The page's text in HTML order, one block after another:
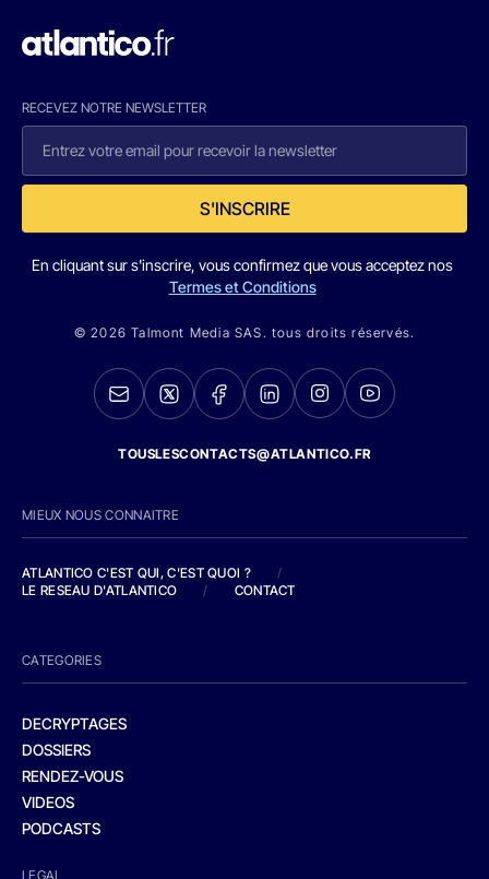
RECEVEZ NOTRE NEWSLETTER
S'INSCRIRE
En cliquant sur s'inscrire, vous confirmez que vous acceptez nos
Termes et Conditions
© 2026 Talmont Media SAS. tous droits réservés.
TOUSLESCONTACTS@ATLANTICO.FR
MIEUX NOUS CONNAITRE
ATLANTICO C'EST QUI, C'EST QUOI ?
/
LE RESEAU D'ATLANTICO
/ CONTACT
CATEGORIES
DECRYPTAGES
DOSSIERS
RENDEZ-VOUS
VIDEOS
PODCASTS
LEGAL